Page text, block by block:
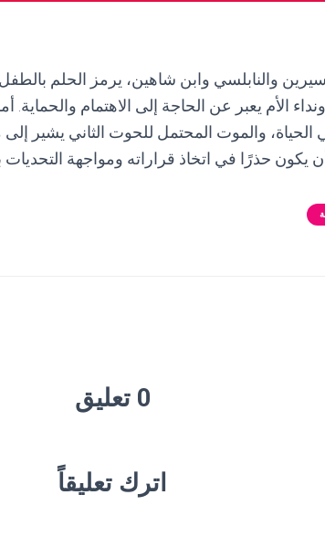
والنابلسي وابن شاهين، يرمز الحلم بالطفل
الأم يعبر عن الحاجة إلى الاهتمام والحماية.
الحياة، والموت المحتمل للحوت الثاني يشير
يكون حذرًا في اتخاذ قراراته ومواجهة
0 تعليق
اترك تعليقاً